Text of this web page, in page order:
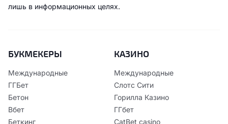
лишь в информационных целях.
БУКМЕКЕРЫ
Международные
ГГБет
Бетон
Вбет
Беткинг
КАЗИНО
Международные
Слотс Сити
Горилла Казино
ГГбет
CatBet casino